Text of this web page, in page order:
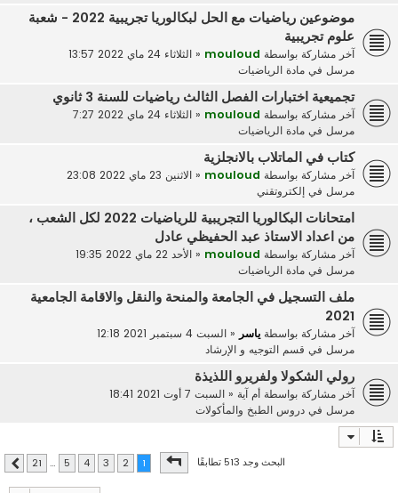
موضوعين رياضيات مع الحل لبكالوريا تجريبية 2022 - شعبة
علوم تجريبية
آخر مشاركة بواسطة mouloud
« الثلاثاء 24 ماي 2022 13:57
مرسل في مادة الرياضيات
تجميعية اختبارات الفصل الثالث رياضيات للسنة 3 ثانوي
آخر مشاركة بواسطة mouloud
« الثلاثاء 24 ماي 2022 7:27
مرسل في مادة الرياضيات
كتاب في الماتلاب بالانجلزية
آخر مشاركة بواسطة mouloud
« الاثنين 23 ماي 2022 23:08
مرسل في إلكتروتقني
امتحانات البكالوريا التجريبية للرياضيات 2022 لكل الشعب ،
من اعداد الاستاذ عبد الحفيظي عادل
آخر مشاركة بواسطة mouloud
« الأحد 22 ماي 2022 19:35
مرسل في مادة الرياضيات
ملف التسجيل في الجامعة والمنحة والنقل والاقامة الجامعية
2021
آخر مشاركة بواسطة ياسر« السبت 4 سبتمبر 2021 12:18
مرسل في قسم التوجيه و الإرشاد
رولي الشكولا ولفريرو اللذيذة
آخر مشاركة بواسطة أم آية« السبت 7 أوت 2021 18:41
مرسل في دروس الطبخ والمأكولات
البحث وجد 513 تطابقًا صفحة1 من21
2
3
4
5
…
21 التالي